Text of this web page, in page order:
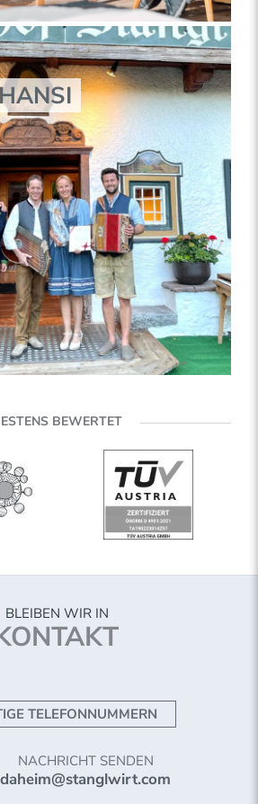
BEWERTET
BLEIBEN WIR IN
TELEFONNUMMERN
NACHRICHT SENDEN
daheim@stanglwirt.com